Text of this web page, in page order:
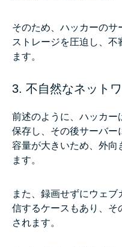
そのため、ハッカーの
ストレージを圧迫し、不
ます。
3. 不自然なネット
前述のように、ハッカー
保存し、その後サーバー
容量が大きいため、外向
ます。
また、録画せずにウェ
信するケースもあり、
されます。